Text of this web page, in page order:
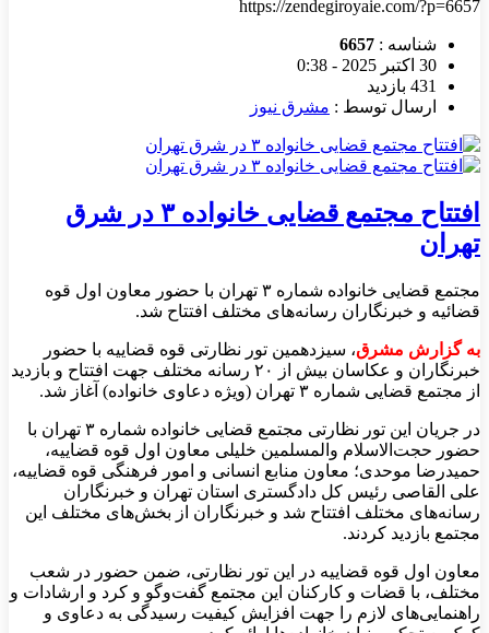
https://zendegiroyaie.com/?p=6657
شناسه : 6657
30 اکتبر 2025 - 0:38
431 بازدید
ارسال توسط : مشرق نیوز
افتتاح مجتمع قضایی خانواده ۳ در شرق
تهران
مجتمع قضایی خانواده شماره ۳ تهران با حضور معاون اول قوه
قضائیه و خبرنگاران رسانه‌های مختلف افتتاح شد.
به گزارش مشرق، سیزدهمین تور نظارتی قوه قضاییه با حضور
خبرنگاران و عکاسان بیش از ۲۰ رسانه مختلف جهت افتتاح و بازدید
از مجتمع قضایی شماره ۳ تهران (ویژه دعاوی خانواده) آغاز شد.
در جریان این تور نظارتی مجتمع قضایی خانواده شماره ۳ تهران با
حضور حجت‌الاسلام والمسلمین خلیلی معاون اول قوه قضاییه،
حمیدرضا موحدی؛ معاون منابع انسانی و امور فرهنگی قوه قضاییه،
علی القاصی رئیس کل دادگستری استان تهران و خبرنگاران
رسانه‌های مختلف افتتاح شد و خبرنگاران از بخش‌های مختلف این
مجتمع بازدید کردند.
معاون اول قوه قضاییه در این تور نظارتی، ضمن حضور در شعب
مختلف، با قضات و کارکنان این مجتمع گفت‌وگو و کرد و ارشادات و
راهنمایی‌های لازم را جهت افزایش کیفیت رسیدگی به دعاوی و